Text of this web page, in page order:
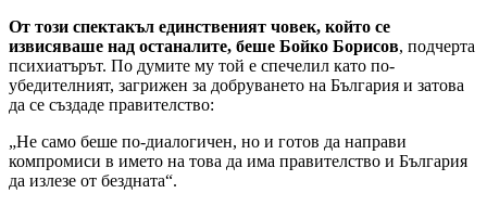
От този спектакъл единственият човек, който се
извисяваше над останалите, беше Бойко Борисов, подчерта
психиатърът. По думите му той е спечелил като по-
убедителният, загрижен за добруването на България и затова
да се създаде правителство:
„Не само беше по-диалогичен, но и готов да направи
компромиси в името на това да има правителство и България
да излезе от бездната“.